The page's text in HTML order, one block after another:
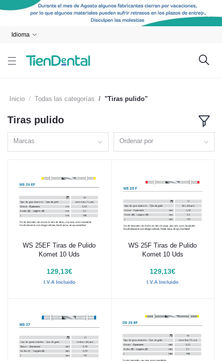
Idioma
Inicio Todas las categorías "Tiras pulido"
Tiras pulido
Marcas Ordenar por
Añadir al carrito
WS 25EF Tiras de Pulido
Komet 10 Uds
129,13€
I.V.A Incluido
Añadir al carrito
WS 25F Tiras de Pulido
Komet 10 Uds
129,13€
I.V.A Incluido